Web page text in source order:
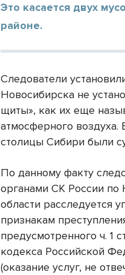
Это касается двух
районе.
Следователи
Новосибирска не
щиты», как их еще
атмосферного воздуха.
столицы Сибири были
По данному факту
органами СК России по
области расследуется
признакам
предусмотренного ч. 1
кодекса Российской
(оказание услуг, не